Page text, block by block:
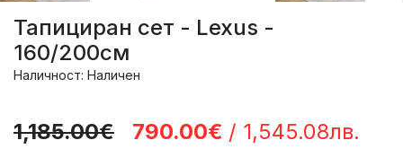
Тапициран сет - Lexus -
160/200см
Наличност: Наличен
1,185.00€ 790.00€ / 1,545.08лв.